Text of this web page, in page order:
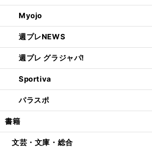
Myojo
週プレNEWS
週プレ グラジャパ!
Sportiva
パラスポ
書籍
文芸・文庫・総合